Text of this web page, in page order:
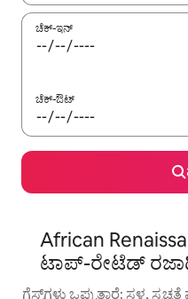
ಚೆಕ್-ಇನ್
ಚೆಕ್-ಔಟ್
African
ಟಾಪ್-ರೇಟೆಡ್
ಗೆಸ್ಟ್‌ಗಳು ಒಪ್ಪುತ್ತಾರೆ: ಸ್ಥಳ,